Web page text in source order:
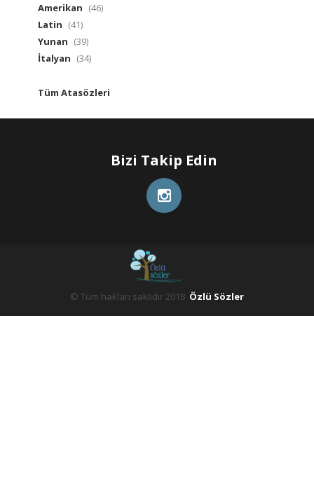
Amerikan (46)
Latin (41)
Yunan (39)
İtalyan (34)
Tüm Atasözleri
Bizi Takip Edin
© Tüm hakları saklıdır 2018 Özlü Sözler